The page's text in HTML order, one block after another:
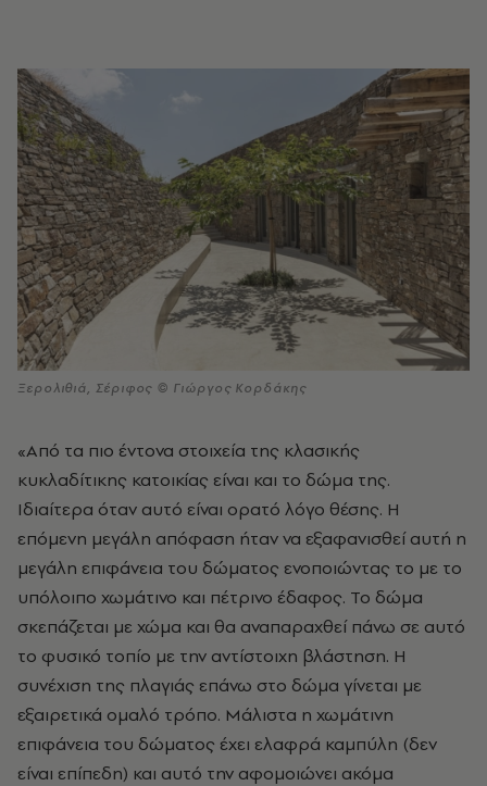
Ξερολιθιά, Σέριφος © Γιώργος Κορδάκης
«Από τα πιο έντονα στοιχεία της κλασικής
κυκλαδίτικης κατοικίας είναι και το δώμα της.
Ιδιαίτερα όταν αυτό είναι ορατό λόγο θέσης. Η
επόμενη μεγάλη απόφαση ήταν να εξαφανισθεί αυτή η
μεγάλη επιφάνεια του δώματος ενοποιώντας το με το
υπόλοιπο χωμάτινο και πέτρινο έδαφος. Το δώμα
σκεπάζεται με χώμα και θα αναπαραχθεί πάνω σε αυτό
το φυσικό τοπίο με την αντίστοιχη βλάστηση. Η
συνέχιση της πλαγιάς επάνω στο δώμα γίνεται με
εξαιρετικά ομαλό τρόπο. Μάλιστα η χωμάτινη
επιφάνεια του δώματος έχει ελαφρά καμπύλη (δεν
είναι επίπεδη) και αυτό την αφομοιώνει ακόμα